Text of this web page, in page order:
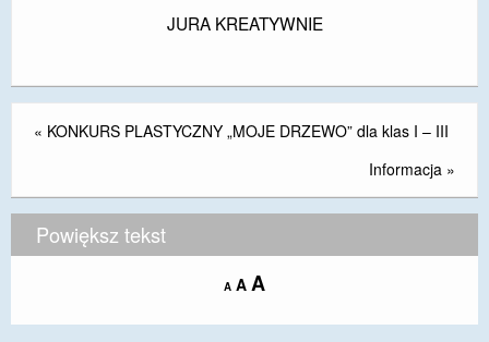
POLITYKA PRYWATNOŚCI
EGZAMIN ÓSMOKLASISTY
STANDARDY OCHRONY MAŁOLETNICH
PROJEKT ,,SZKOŁY Z JAKOŚCIĄ – ROZWÓJ
ŻORY”
JURA KREATYWNIE
« KONKURS PLASTYCZNY „MOJE DRZEWO” dla klas I – III
Informacja »
Powiększ tekst
A Decrease
size.
A Reset
size.
AIncrease
size.